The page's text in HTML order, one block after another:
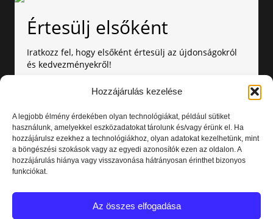
Hozzájárulás kezelése
A legjobb élmény érdekében olyan technológiákat, például sütiket
használunk, amelyekkel eszközadatokat tárolunk és/vagy érünk el. Ha
hozzájárulsz ezekhez a technológiákhoz, olyan adatokat kezelhetünk, mint
a böngészési szokások vagy az egyedi azonosítók ezen az oldalon. A
hozzájárulás hiánya vagy visszavonása hátrányosan érinthet bizonyos
funkciókat.
Az összes elfogadása
Értesülj elsőként
Iratkozz fel, hogy elsőként értesülj az újdonságokról
és kedvezményekről!
Amennyiben nem szeretnél több értesítést kapni, bármikor
leiratkozhatsz. Az adataid nálunk biztonságban vannak.
Elolvastam és elfogadom azAdatvédelmi nyilatkozatot.